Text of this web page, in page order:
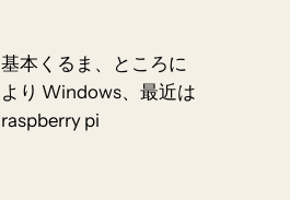
基本くるま、ところに
より Windows、最近は
raspberry pi